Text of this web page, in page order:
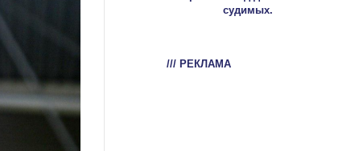
судимых.
/// РЕКЛАМА